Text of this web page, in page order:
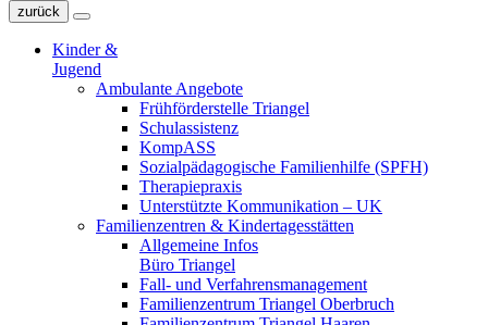
zurück
Kinder &
Jugend
Ambulante Angebote
Frühförderstelle Triangel
Schulassistenz
KompASS
Sozialpädagogische Familienhilfe (SPFH)
Therapiepraxis
Unterstützte Kommunikation – UK
Familienzentren & Kindertagesstätten
Allgemeine Infos
Büro Triangel
Fall- und Verfahrensmanagement
Familienzentrum Triangel Oberbruch